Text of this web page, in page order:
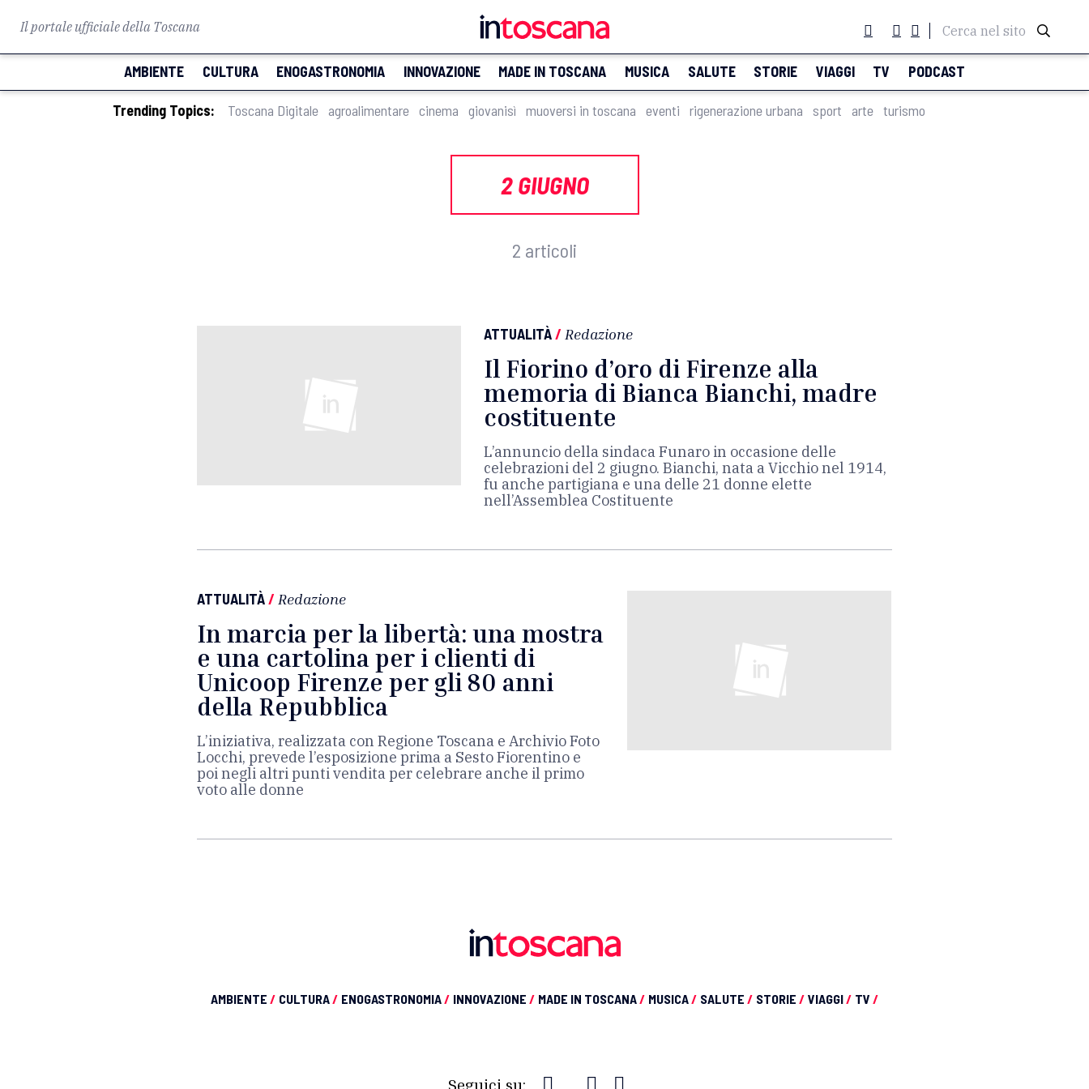
Il portale ufficiale della Toscana Cerca nel sito
AMBIENTE CULTURA ENOGASTRONOMIA INNOVAZIONE MADE IN TOSCANA MUSICA SALUTE STORIE VIAGGI TV PODCAST
Trending Topics: Toscana Digitale agroalimentare cinema giovanisì muoversi in toscana eventi rigenerazione urbana sport arte turismo
2 GIUGNO
2 articoli
ATTUALITÀ/ Redazione
Il Fiorino d’oro di Firenze alla
memoria di Bianca Bianchi, madre
costituente
L’annuncio della sindaca Funaro in occasione delle
celebrazioni del 2 giugno. Bianchi, nata a Vicchio nel 1914,
fu anche partigiana e una delle 21 donne elette
nell’Assemblea Costituente
ATTUALITÀ/ Redazione
In marcia per la libertà: una mostra
e una cartolina per i clienti di
Unicoop Firenze per gli 80 anni
della Repubblica
L’iniziativa, realizzata con Regione Toscana e Archivio Foto
Locchi, prevede l’esposizione prima a Sesto Fiorentino e
poi negli altri punti vendita per celebrare anche il primo
voto alle donne
AMBIENTE / CULTURA/ ENOGASTRONOMIA/ INNOVAZIONE / MADE IN TOSCANA/ MUSICA/ SALUTE / STORIE / VIAGGI/ TV /
Seguici su: